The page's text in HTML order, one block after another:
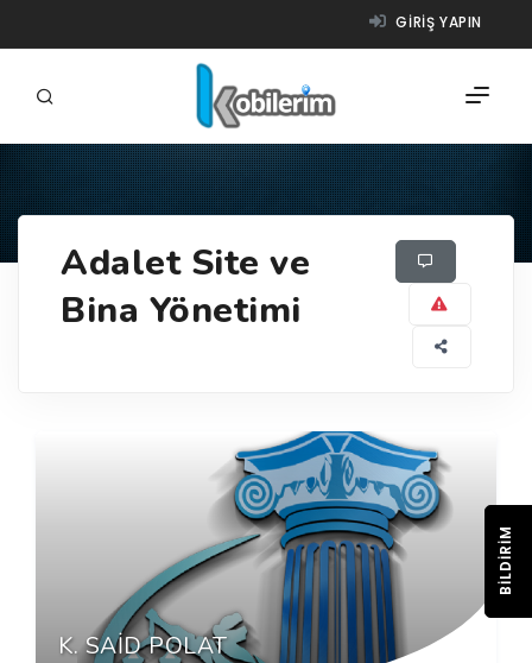
GIRIŞ YAPIN
ÜRÜNLER
Adalet Site ve
Bina Yönetimi
K. SAİD POLAT
BILDIRIM